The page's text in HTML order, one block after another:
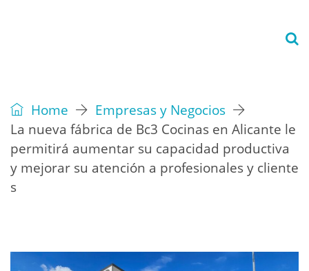
Home
Empresas y Negocios
La nueva fábrica de Bc3 Cocinas en Alicante le
permitirá aumentar su capacidad productiva
y mejorar su atención a profesionales y cliente
s